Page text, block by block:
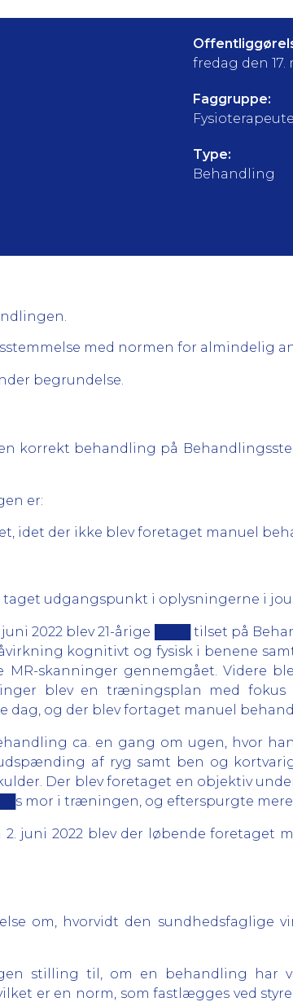
fredag den 17.
Faggruppe:
Type:
Behandling
med normen for almindelig
begrundelse.
korrekt behandling på
er:
idet der ikke blev foretaget manuel
taget udgangspunkt i oplysningerne i
2022 blev 21-årige ████ tilset på
kognitivt og fysisk i benene
MR-skanninger gennemgået. Videre
blev en træningsplan med
og der blev fortaget manuel
ca. en gang om ugen, hvor
af ryg samt ben og
Der blev foretaget en objektiv
mor i træningen, og efterspurgte
2. juni 2022 blev der løbende
om, hvorvidt den sundhedsfaglige
stilling til, om en behandling har
er en norm, som fastlægges ved